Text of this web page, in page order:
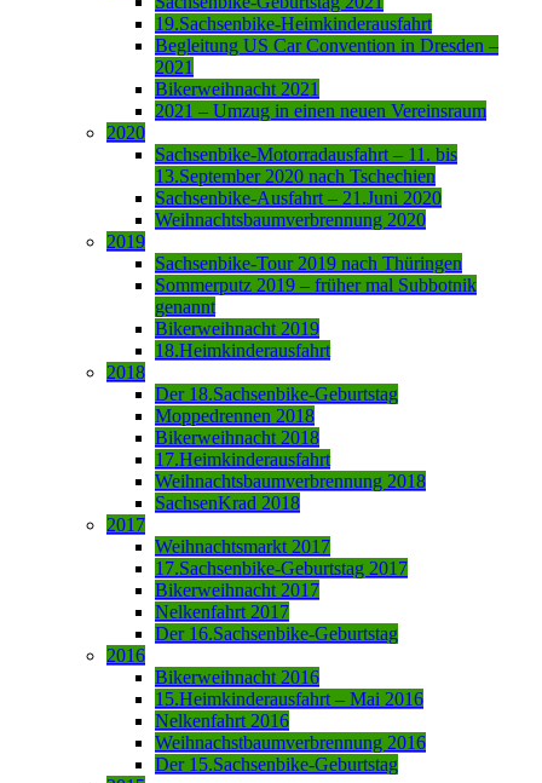
19.Sachsenbike-Heimkinderausfahrt
Begleitung US Car Convention in Dresden –
2021
Bikerweihnacht 2021
2021 – Umzug in einen neuen Vereinsraum
2020
Sachsenbike-Motorradausfahrt – 11. bis
13.September 2020 nach Tschechien
Sachsenbike-Ausfahrt – 21.Juni 2020
Weihnachtsbaumverbrennung 2020
2019
Sachsenbike-Tour 2019 nach Thüringen
Sommerputz 2019 – früher mal Subbotnik
genannt
Bikerweihnacht 2019
18.Heimkinderausfahrt
2018
Der 18.Sachsenbike-Geburtstag
Moppedrennen 2018
Bikerweihnacht 2018
17.Heimkinderausfahrt
Weihnachtsbaumverbrennung 2018
SachsenKrad 2018
2017
Weihnachtsmarkt 2017
17.Sachsenbike-Geburtstag 2017
Bikerweihnacht 2017
Nelkenfahrt 2017
Der 16.Sachsenbike-Geburtstag
2016
Bikerweihnacht 2016
15.Heimkinderausfahrt – Mai 2016
Nelkenfahrt 2016
Weihnachstbaumverbrennung 2016
Der 15.Sachsenbike-Geburtstag